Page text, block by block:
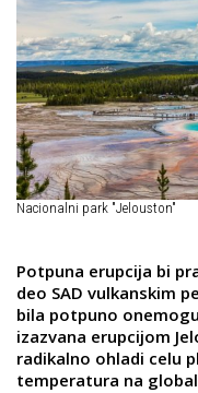
Nacionalni park "Jelouston"
Potpuna erupcija bi
deo SAD vulkanskim
bila potpuno
izazvana erupcijom
radikalno ohladi celu
temperatura na